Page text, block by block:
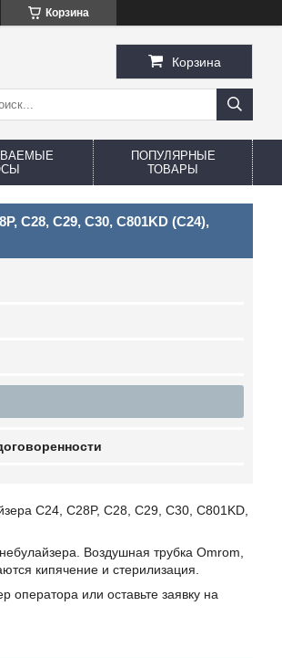
Корзина
Корзина
ПОПУЛЯРНЫЕ
ТОВАРЫ
С28, С29, С30, С801KD (C24),
C24, C28P, С28, С29, С30, С801KD,
Воздушная трубка Omrom,
кипячение и стерилизация.
или оставьте заявку на